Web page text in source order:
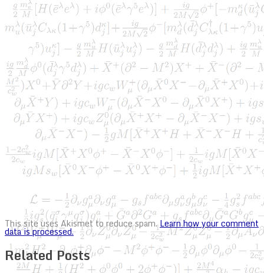
This site uses Akismet to reduce spam.Learn how your comment
data is processed.
Related Posts